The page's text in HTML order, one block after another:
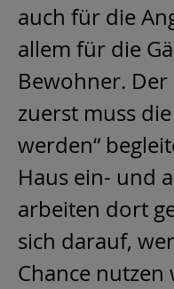
auch für die
allem für die
Bewohner. Der
zuerst muss
werden“
Haus ein- und
arbeiten dort
sich darauf,
Chance nutzen